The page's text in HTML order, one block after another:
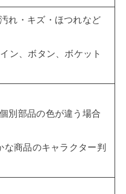
れ・キズ・ほつれなど
ン、ボタン、ボケット
別部品の色が違う場合
商品のキャラクター判